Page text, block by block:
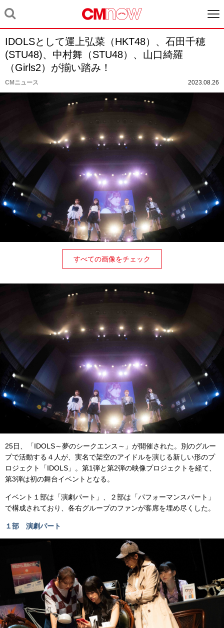
IDOLSとして運上弘菜（HKT48）、石田千穂
(STU48)、中村舞（STU48）、山口綺羅
（Girls2）が揃い踏み！
CMニュース 2023.08.26
すべての画像をチェック
25日、「IDOLS～夢のシークエンス～」が開催された。別のグルー
プで活動する４人が、実名で架空のアイドルを演じる新しい形のプ
ロジェクト「IDOLS」。第1弾と第2弾の映像プロジェクトを経て、
第3弾は初の舞台イベントとなる。
イベント１部は「演劇パート」、２部は「パフォーマンスパート」
で構成されており、各右グループのファンが客席を埋め尽くした。
１部 演劇パート